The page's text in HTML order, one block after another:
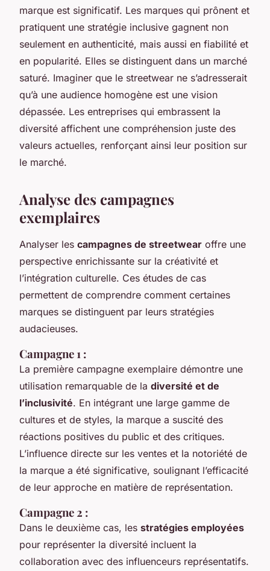
marque est significatif. Les marques qui prônent et
pratiquent une stratégie inclusive gagnent non
seulement en authenticité, mais aussi en fiabilité et
en popularité. Elles se distinguent dans un marché
saturé. Imaginer que le streetwear ne s’adresserait
qu’à une audience homogène est une vision
dépassée. Les entreprises qui embrassent la
diversité affichent une compréhension juste des
valeurs actuelles, renforçant ainsi leur position sur
le marché.
Analyse des campagnes
exemplaires
Analyser les campagnes de streetwear offre une
perspective enrichissante sur la créativité et
l’intégration culturelle. Ces études de cas
permettent de comprendre comment certaines
marques se distinguent par leurs stratégies
audacieuses.
Campagne 1 :
La première campagne exemplaire démontre une
utilisation remarquable de la diversité et de
l’inclusivité. En intégrant une large gamme de
cultures et de styles, la marque a suscité des
réactions positives du public et des critiques.
L’influence directe sur les ventes et la notoriété de
la marque a été significative, soulignant l’efficacité
de leur approche en matière de représentation.
Campagne 2 :
Dans le deuxième cas, les stratégies employées
pour représenter la diversité incluent la
collaboration avec des influenceurs représentatifs.